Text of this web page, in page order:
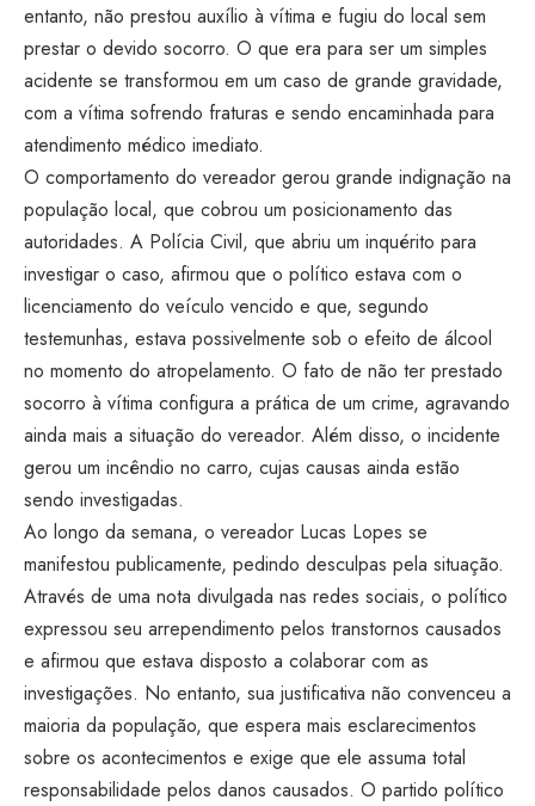
entanto, não prestou auxílio à vítima e fugiu do local sem
prestar o devido socorro. O que era para ser um simples
acidente se transformou em um caso de grande gravidade,
com a vítima sofrendo fraturas e sendo encaminhada para
atendimento médico imediato.
O comportamento do vereador gerou grande indignação na
população local, que cobrou um posicionamento das
autoridades. A Polícia Civil, que abriu um inquérito para
investigar o caso, afirmou que o político estava com o
licenciamento do veículo vencido e que, segundo
testemunhas, estava possivelmente sob o efeito de álcool
no momento do atropelamento. O fato de não ter prestado
socorro à vítima configura a prática de um crime, agravando
ainda mais a situação do vereador. Além disso, o incidente
gerou um incêndio no carro, cujas causas ainda estão
sendo investigadas.
Ao longo da semana, o vereador Lucas Lopes se
manifestou publicamente, pedindo desculpas pela situação.
Através de uma nota divulgada nas redes sociais, o político
expressou seu arrependimento pelos transtornos causados
e afirmou que estava disposto a colaborar com as
investigações. No entanto, sua justificativa não convenceu a
maioria da população, que espera mais esclarecimentos
sobre os acontecimentos e exige que ele assuma total
responsabilidade pelos danos causados. O partido político